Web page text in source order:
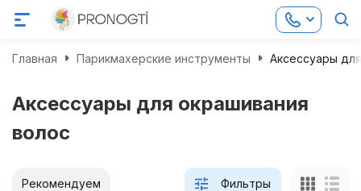
Главная Парикмахерские инструменты Аксессуары
Аксессуары для окрашивания
волос
Рекомендуем Фильтры